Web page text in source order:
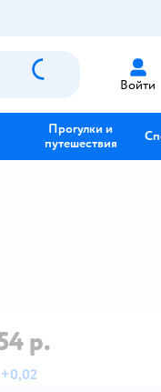
Войти
Прогулки и
путешествия
р.
+0,02